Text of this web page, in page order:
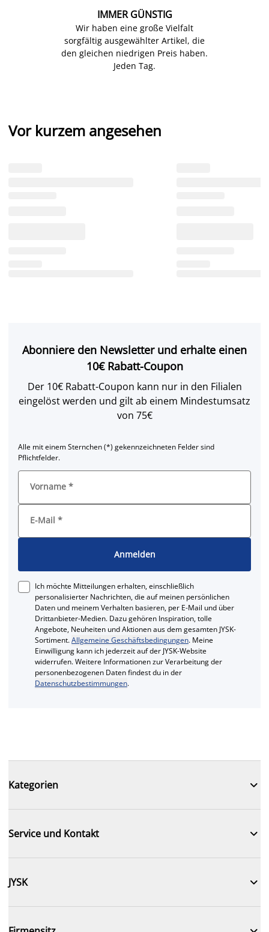
IMMER GÜNSTIG
Wir haben eine große Vielfalt
sorgfältig ausgewählter Artikel, die
den gleichen niedrigen Preis haben.
Jeden Tag.
Vor kurzem angesehen
Abonniere den Newsletter und erhalte einen
10€ Rabatt-Coupon
Der 10€ Rabatt-Coupon kann nur in den Filialen
eingelöst werden und gilt ab einem Mindestumsatz
von 75€
Alle mit einem Sternchen (*) gekennzeichneten Felder sind
Pflichtfelder.
Vorname *
E-Mail *
Anmelden
Ich möchte Mitteilungen erhalten, einschließlich
personalisierter Nachrichten, die auf meinen persönlichen
Daten und meinem Verhalten basieren, per E-Mail und über
Drittanbieter-Medien. Dazu gehören Inspiration, tolle
Angebote, Neuheiten und Aktionen aus dem gesamten JYSK-
Sortiment.Allgemeine Geschäftsbedingungen. Meine
Einwilligung kann ich jederzeit auf der JYSK-Website
widerrufen. Weitere Informationen zur Verarbeitung der
personenbezogenen Daten findest du in der
Datenschutzbestimmungen.
Kategorien 
Service und Kontakt 
JYSK 